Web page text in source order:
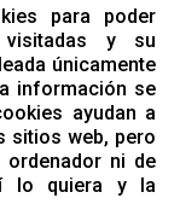
para poder
y su
únicamente
información se
ayudan a
sitios web, pero
ni de
lo quiera y la